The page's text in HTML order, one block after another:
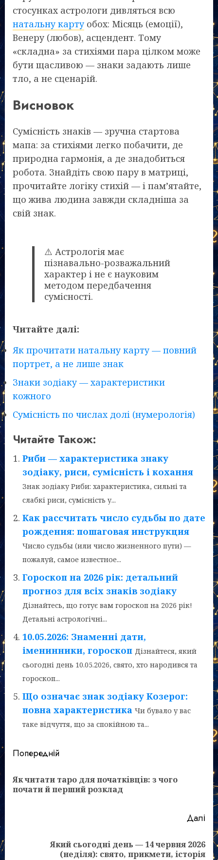
стосунках астрологи дивляться всю
натальну карту обох: Місяць (емоції),
Венеру (любов), асцендент. Тому
«складна» за стихіями пара цілком може
бути щасливою — знаки задають лише
тло, а не сценарій.
Висновок
Сумісність знаків — зручна стартова
мапа: за стихіями легко побачити, де
природна гармонія, а де знадобиться
робота. Знайдіть свою пару в матриці,
прочитайте логіку стихій — і пам’ятайте,
що жива людина завжди складніша за
свій знак.
⚠️ Астрологія має
пізнавально-розважальний
характер і не є науковим
методом передбачення
сумісності.
Читайте далі:
Як прочитати натальну карту — повний
портрет, а не лише знак
Знаки зодіаку — характеристики
кожного
Сумісність по числах долі (нумерологія)
Читайте Також:
Риби — характеристика знаку
зодіаку, риси, сумісність і кохання
Знак зодіаку Риби: характеристика, сильні та
слабкі риси, сумісність у...
Как рассчитать число судьбы по дате
рождения: пошаговая инструкция
Число судьбы (или число жизненного пути) —
пожалуй, самое известное...
Гороскоп на 2026 рік: детальний
прогноз для всіх знаків зодіаку
Дізнайтесь, що готує вам гороскоп на 2026 рік!
Детальні астрологічні...
10.05.2026: Знаменні дати,
іменинники, гороскоп Дізнайтеся, який
сьогодні день 10.05.2026, свято, хто народився та
гороскоп...
Що означає знак зодіаку Козерог:
повна характеристика Чи бувало у вас
таке відчуття, що за спокійною та...
Post
Попередній
Як читати таро для початківців: з чого
почати й перший розклад
Далі
НаступнийЯкий сьогодні день — 14 червня 2026
(неділя): свято, прикмети, історія